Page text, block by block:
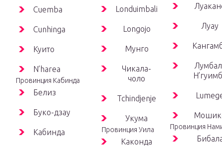
Cuemba
Cunhinga
Куито
N’harea
Провинция Кабинда
Белиз
Буко-дзау
Кабинда
Londuimbali
Longojo
Мунго
Чикала-
чоло
Tchindjenje
Укума
Провинция Уила
Каконда
Луау
Провинция